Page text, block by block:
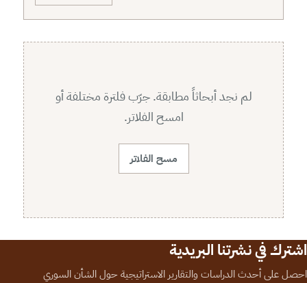
لم نجد أبحاثاً مطابقة. جرّب فلترة مختلفة أو
امسح الفلاتر.
مسح الفلاتر
اشترك في نشرتنا البريدية
احصل على أحدث الدراسات والتقارير الاستراتيجية حول الشأن السوري